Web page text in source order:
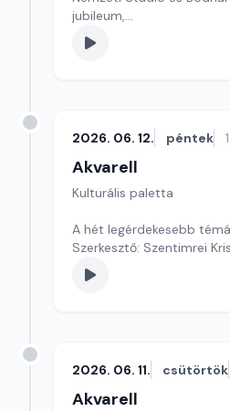
jubileum,
Kultúrmorzsa
2026. 06. 12. péntek
Akvarell
Kulturális paletta
A hét legérdekesebb
Szerkesztő: Szentimrei
2026. 06. 11. csütörtök
Akvarell